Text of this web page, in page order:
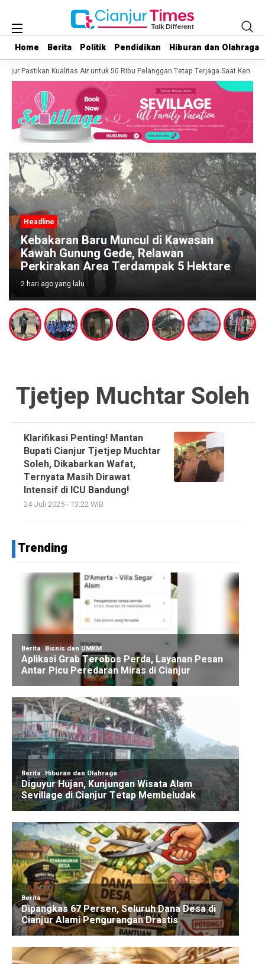
Home Berita Politik Pendidikan Hiburan dan Olahraga
Home Berita Politik Pendidikan Hiburan dan Olahraga
Pastikan Kualitas Air untuk 50 Ribu Pelanggan Tetap Terjaga Saat Kemarau
Headline
Kebakaran Baru Muncul di Kawasan
Kawah Gunung Gede, Relawan
Perkirakan Area Terdampak 5 Hektare
2 hari ago yang lalu
Tjetjep Muchtar Soleh
Klarifikasi Penting! Mantan
Bupati Cianjur Tjetjep Muchtar
Soleh, Dikabarkan Wafat,
Ternyata Masih Dirawat
Intensif di ICU Bandung!
24 Juli 2025 - 13:22 WIB
Trending